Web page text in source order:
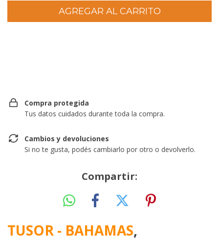
Compra protegida
Tus datos cuidados durante toda la compra.
Cambios y devoluciones
Si no te gusta, podés cambiarlo por otro o devolverlo.
Compartir:
TUSOR - BAHAMAS,